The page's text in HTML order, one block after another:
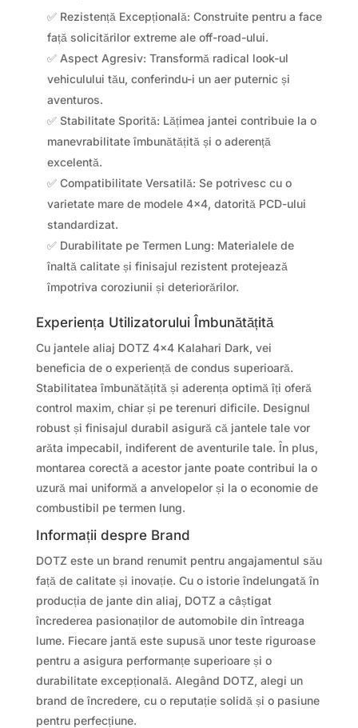
✅ Rezistență Excepțională: Construite pentru a face
față solicitărilor extreme ale off-road-ului.
✅ Aspect Agresiv: Transformă radical look-ul
vehiculului tău, conferindu-i un aer puternic și
aventuros.
✅ Stabilitate Sporită: Lățimea jantei contribuie la o
manevrabilitate îmbunătățită și o aderență
excelentă.
✅ Compatibilitate Versatilă: Se potrivesc cu o
varietate mare de modele 4×4, datorită PCD-ului
standardizat.
✅ Durabilitate pe Termen Lung: Materialele de
înaltă calitate și finisajul rezistent protejează
împotriva coroziunii și deteriorărilor.
Experiența Utilizatorului Îmbunătățită
Cu jantele aliaj DOTZ 4×4 Kalahari Dark, vei
beneficia de o experiență de condus superioară.
Stabilitatea îmbunătățită și aderența optimă îți oferă
control maxim, chiar și pe terenuri dificile. Designul
robust și finisajul durabil asigură că jantele tale vor
arăta impecabil, indiferent de aventurile tale. În plus,
montarea corectă a acestor jante poate contribui la o
uzură mai uniformă a anvelopelor și la o economie de
combustibil pe termen lung.
Informații despre Brand
DOTZ este un brand renumit pentru angajamentul său
față de calitate și inovație. Cu o istorie îndelungată în
producția de jante din aliaj, DOTZ a câștigat
încrederea pasionaților de automobile din întreaga
lume. Fiecare jantă este supusă unor teste riguroase
pentru a asigura performanțe superioare și o
durabilitate excepțională. Alegând DOTZ, alegi un
brand de încredere, cu o reputație solidă și o pasiune
pentru perfecțiune.